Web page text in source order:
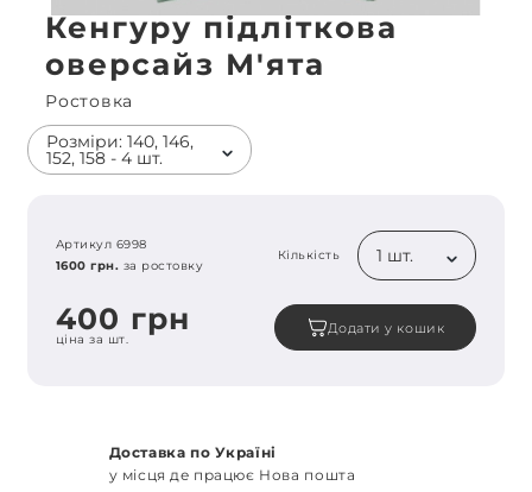
Кенгуру підліткова
оверсайз М'ята
Ростовка
Розміри: 140, 146,
152, 158 - 4 шт.
Артикул 6998
1600 грн. за ростовку
Кількість 1 шт.
400 грн
ціна за шт.
Додати у кошик
Доставка по Україні
у місця де працює Нова пошта